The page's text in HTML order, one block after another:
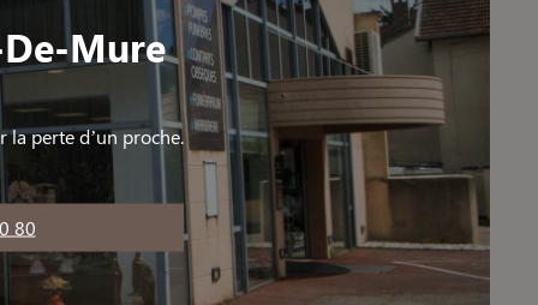
Mure
la perte d’un proche.
80